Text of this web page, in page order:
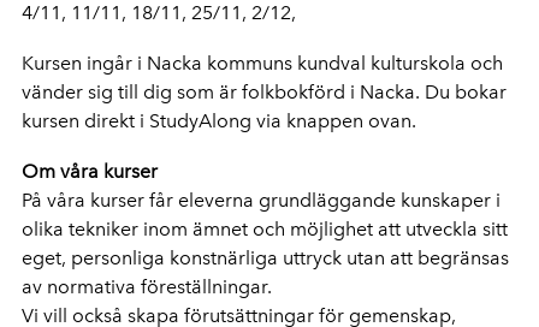
4/11, 11/11, 18/11, 25/11, 2/12,
Kursen ingår i Nacka kommuns kundval kulturskola och
vänder sig till dig som är folkbokförd i Nacka. Du bokar
kursen direkt i StudyAlong via knappen ovan.
Om våra kurser
På våra kurser får eleverna grundläggande kunskaper i
olika tekniker inom ämnet och möjlighet att utveckla sitt
eget, personliga konstnärliga uttryck utan att begränsas
av normativa föreställningar.
Vi vill också skapa förutsättningar för gemenskap,